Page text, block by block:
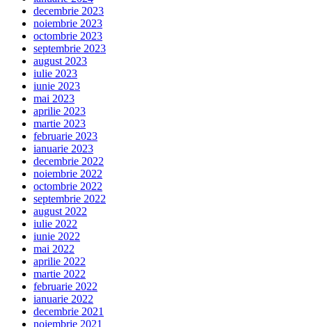
decembrie 2023
noiembrie 2023
octombrie 2023
septembrie 2023
august 2023
iulie 2023
iunie 2023
mai 2023
aprilie 2023
martie 2023
februarie 2023
ianuarie 2023
decembrie 2022
noiembrie 2022
octombrie 2022
septembrie 2022
august 2022
iulie 2022
iunie 2022
mai 2022
aprilie 2022
martie 2022
februarie 2022
ianuarie 2022
decembrie 2021
noiembrie 2021